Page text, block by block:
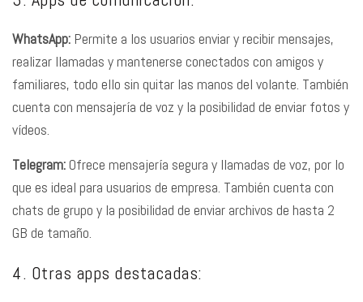
WhatsApp: Permite a los usuarios enviar y recibir mensajes,
realizar llamadas y mantenerse conectados con amigos y
familiares, todo ello sin quitar las manos del volante. También
cuenta con mensajería de voz y la posibilidad de enviar fotos y
vídeos.
Telegram: Ofrece mensajería segura y llamadas de voz, por lo
que es ideal para usuarios de empresa. También cuenta con
chats de grupo y la posibilidad de enviar archivos de hasta 2
GB de tamaño.
4. Otras apps destacadas: